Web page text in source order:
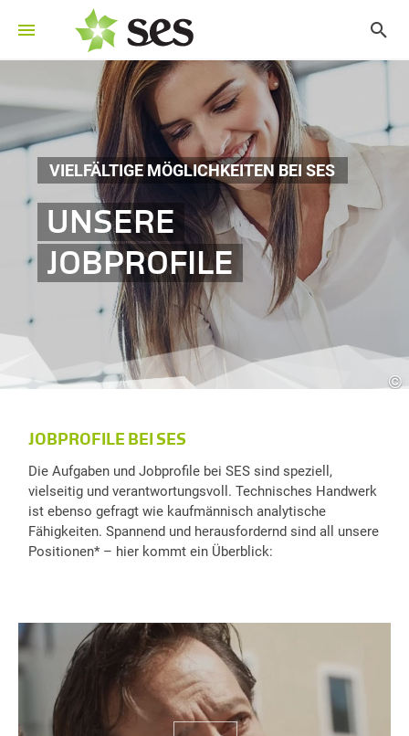
VIELFÄLTIGE MÖGLICHKEITEN BEI SES
UNSERE
JOBPROFILE
©
JOBPROFILE BEI SES
Die Aufgaben und Jobprofile bei SES sind speziell,
vielseitig und verantwortungsvoll. Technisches Handwerk
ist ebenso gefragt wie kaufmännisch analytische
Fähigkeiten. Spannend und herausfordernd sind all unsere
Positionen* – hier kommt ein Überblick: